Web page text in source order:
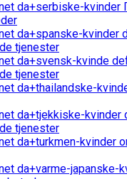
da+serbiske-kvinder
da+spanske-kvinder
tjenester
da+svensk-kvinde
tjenester
da+thailandske-
da+tjekkiske-kvinder
tjenester
da+turkmen-kvinder
da+varme-japanske-